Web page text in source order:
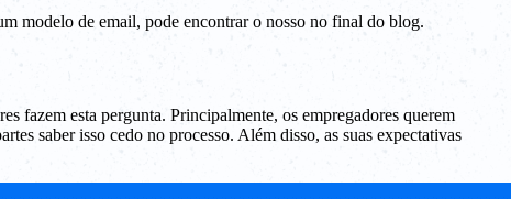
modelo de email, pode encontrar o nosso no final do blog.
fazem esta pergunta. Principalmente, os empregadores querem
saber isso cedo no processo. Além disso, as suas expectativas